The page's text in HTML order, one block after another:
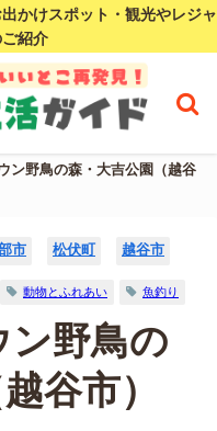
かけスポット・観光やレジャ
紹介
ン野鳥の森・大吉公園（越谷
市 松伏町 越谷市
動物とふれあい 魚釣り
ン野鳥の
谷市）